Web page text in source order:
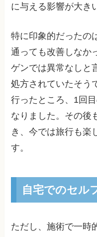
に与える影響が大き
特に印象的だったの
通っても改善しなか
ゲンでは異常なしと
処方されていたそう
行ったところ、1回
なりました。その後
き、今では旅行も楽
す。
自宅でのセル
ただし、施術で一時